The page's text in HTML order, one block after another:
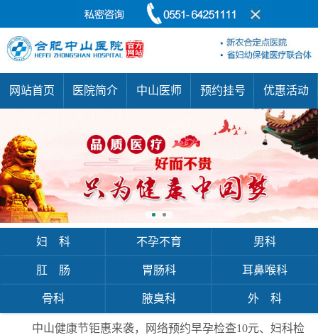
网站首页 医院简介 中山医师 预约挂号 优惠活动
妇 科 不孕不育 男科
肛 肠 胃肠科 耳鼻喉科
骨科 腋臭科 外 科
中山健康节钜惠来袭，网络预约早孕检查10元、妇科检